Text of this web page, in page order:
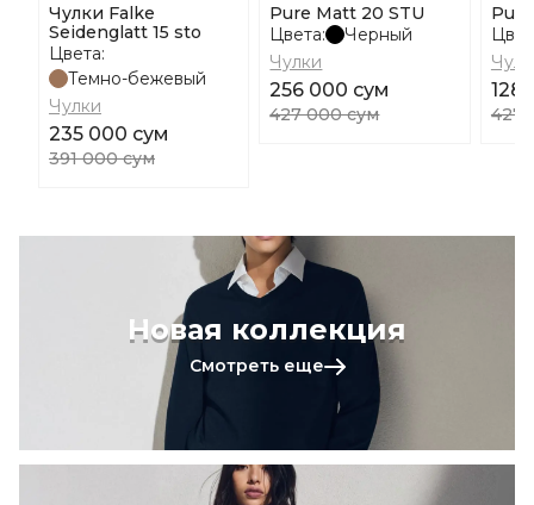
Чулки Falke
Seidenglatt 15 sto
Цвета:
Темно-бежевый
Чулки
235 000 сум
391 000 сум
Pure Matt 20 STU
Цвета:
Черный
Чулки
256 000 сум
427 000 сум
128
427
Новая коллекция
Смотреть еще